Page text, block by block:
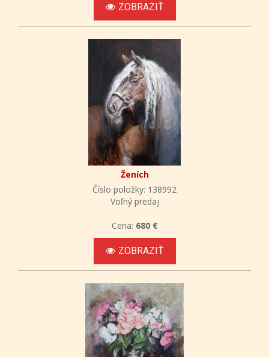
ZOBRAZIŤ
Ženích
Číslo položky: 138992
Voľný predaj
Cena: 680 €
ZOBRAZIŤ